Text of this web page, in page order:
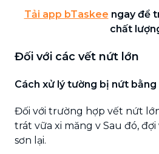
Tải app bTaskee ngay để
chất
Đối với các vết nứt lớn
Cách xử lý tường bị nứt bằng
Đối với trường hợp vết nứt
trát vữa xi măng v Sau đó,
sơn lại.